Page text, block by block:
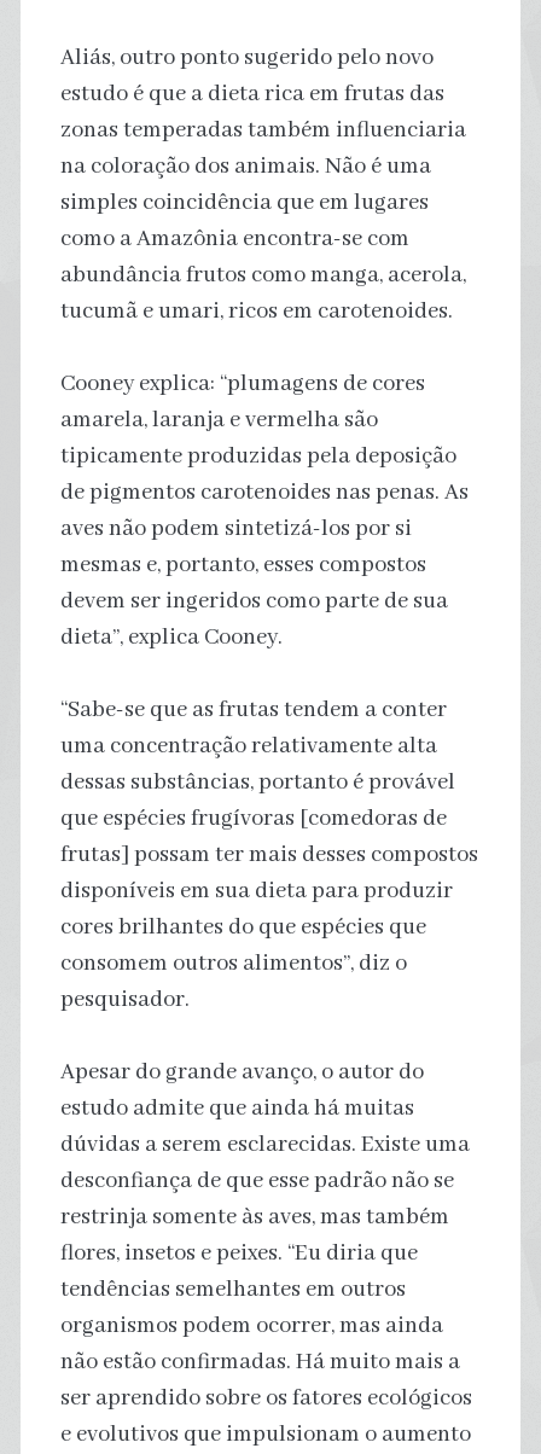
Aliás, outro ponto sugerido pelo novo
estudo é que a dieta rica em frutas das
zonas temperadas também influenciaria
na coloração dos animais. Não é uma
simples coincidência que em lugares
como a Amazônia encontra-se com
abundância frutos como manga, acerola,
tucumã e umari, ricos em carotenoides.
Cooney explica: “plumagens de cores
amarela, laranja e vermelha são
tipicamente produzidas pela deposição
de pigmentos carotenoides nas penas. As
aves não podem sintetizá-los por si
mesmas e, portanto, esses compostos
devem ser ingeridos como parte de sua
dieta”, explica Cooney.
“Sabe-se que as frutas tendem a conter
uma concentração relativamente alta
dessas substâncias, portanto é provável
que espécies frugívoras [comedoras de
frutas] possam ter mais desses compostos
disponíveis em sua dieta para produzir
cores brilhantes do que espécies que
consomem outros alimentos”, diz o
pesquisador.
Apesar do grande avanço, o autor do
estudo admite que ainda há muitas
dúvidas a serem esclarecidas. Existe uma
desconfiança de que esse padrão não se
restrinja somente às aves, mas também
flores, insetos e peixes. “Eu diria que
tendências semelhantes em outros
organismos podem ocorrer, mas ainda
não estão confirmadas. Há muito mais a
ser aprendido sobre os fatores ecológicos
e evolutivos que impulsionam o aumento